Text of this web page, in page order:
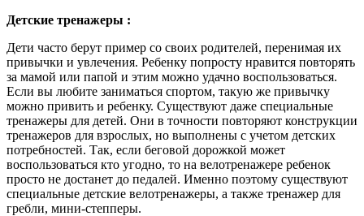
Детские тренажеры :
Дети часто берут пример со своих родителей, перенимая их
привычки и увлечения. Ребенку попросту нравится повторять
за мамой или папой и этим можно удачно воспользоваться.
Если вы любите заниматься спортом, такую же привычку
можно привить и ребенку. Существуют даже специальные
тренажеры для детей. Они в точности повторяют конструкции
тренажеров для взрослых, но выполнены с учетом детских
потребностей. Так, если беговой дорожкой может
воспользоваться кто угодно, то на велотренажере ребенок
просто не достанет до педалей. Именно поэтому существуют
специальные детские велотренажеры, а также тренажер для
гребли, мини-степперы.